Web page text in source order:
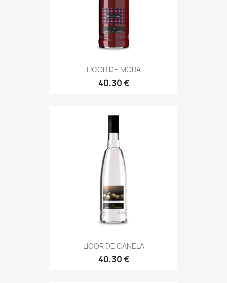
LICOR DE MORA
40,30 €
LICOR DE CANELA
40,30 €